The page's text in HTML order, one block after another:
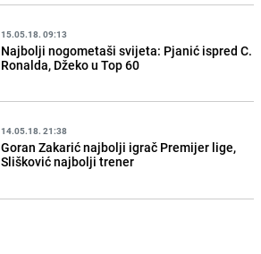
15.05.18. 09:13
Najbolji nogometaši svijeta: Pjanić ispred C.
Ronalda, Džeko u Top 60
14.05.18. 21:38
Goran Zakarić najbolji igrač Premijer lige,
Slišković najbolji trener